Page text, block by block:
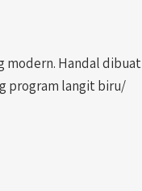
modern. Handal dibuat
program langit biru/